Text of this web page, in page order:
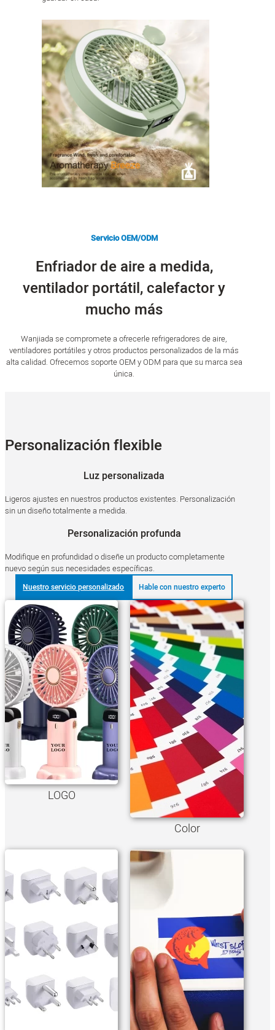
Servicio OEM/ODM
Enfriador de aire a medida,
ventilador portátil, calefactor y
mucho más
Wanjiada se compromete a ofrecerle refrigeradores de aire,
ventiladores portátiles y otros productos personalizados de la más
alta calidad. Ofrecemos soporte OEM y ODM para que su marca sea
única.
Personalización flexible
Luz personalizada
Ligeros ajustes en nuestros productos existentes. Personalización
sin un diseño totalmente a medida.
Personalización profunda
Modifique en profundidad o diseñe un producto completamente
nuevo según sus necesidades específicas.
Nuestro servicio personalizado Hable con nuestro experto
LOGO
Color